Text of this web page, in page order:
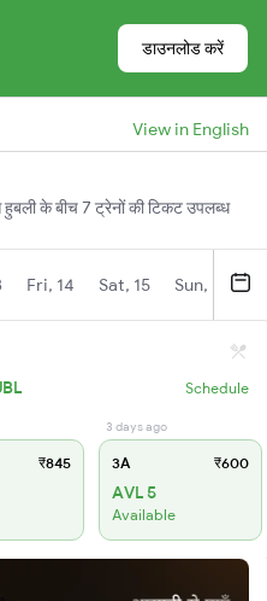
डाउनलोड करें
View in English
हुबली के बीच 7 ट्रेनों की टिकट उपलब्ध
Fri, 14 Sat, 15 Sun, 16
Schedule
₹845
3 days ago
3A ₹600
AVL 5
Available